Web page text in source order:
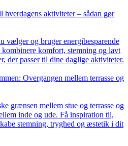
hverdagens aktiviteter – sådan gør
vælger og bruger energibesparende
komfort, stemning og lavt
der passer til dine daglige aktiviteter.
Overgangen mellem terrasse og
grænsen mellem stue og terrasse og
inde og ude. Få inspiration til,
stemning, tryghed og æstetik i dit